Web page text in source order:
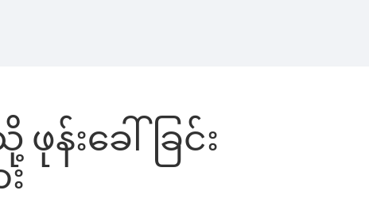
ခေါ်ခြင်း